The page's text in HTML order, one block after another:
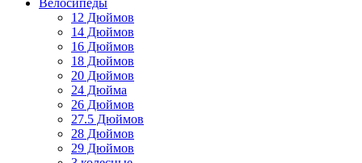
Велосипеды
12 Дюймов
14 Дюймов
16 Дюймов
18 Дюймов
20 Дюймов
24 Дюйма
26 Дюймов
27.5 Дюймов
28 Дюймов
29 Дюймов